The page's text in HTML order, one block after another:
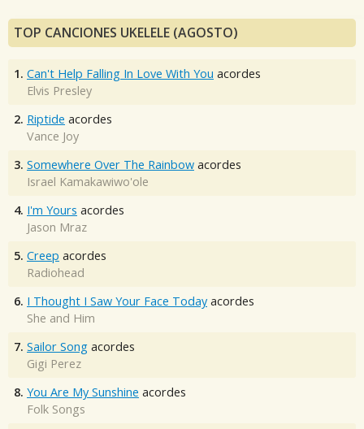
TOP CANCIONES UKELELE (AGOSTO)
1. Can't Help Falling In Love With You acordes
Elvis Presley
2. Riptide acordes
Vance Joy
3. Somewhere Over The Rainbow acordes
Israel Kamakawiwo'ole
4. I'm Yours acordes
Jason Mraz
5. Creep acordes
Radiohead
6. I Thought I Saw Your Face Today acordes
She and Him
7. Sailor Song acordes
Gigi Perez
8. You Are My Sunshine acordes
Folk Songs